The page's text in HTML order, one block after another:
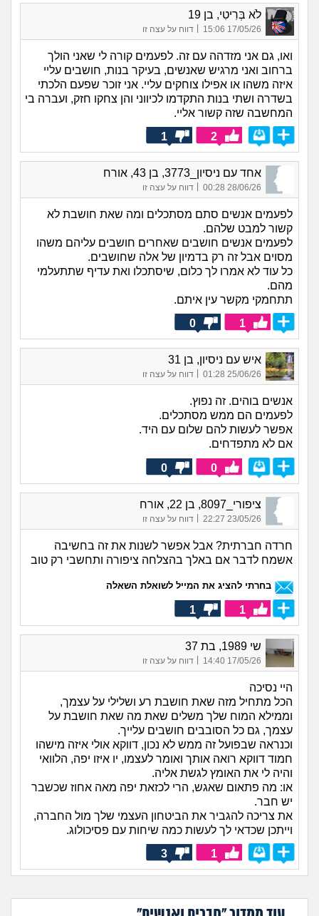
לֹא בְּרִיטִי, בן 19
17/05/26 15:06
| דווח על עצה זו
ואו, גם אני מזדהה עם זה. לפעמים קורה לי שאני הולך
ברחוב ואני מרגיש שאנשים, בעיקר בנות, חושבים עליי
איזה משהו או אפילו צוחקים עליי. אני זוכר שפעם הלכתי
בשדרה ושתי בנות התקדמו לכיווני והן צחקו חזק, ועברה בי
המחשבה שזה קשור אליי.
2
1
אחד עם ניסיון_3773, בן 43, אורח
28/06/26 00:28 דווח על עצה זו
לפעמים אנשים סתם מסתכלים ומה שאת חושבת לא
קשור למבט שלהם.
לפעמים אנשים חושבים שאחרים חושבים עליהם משהו
מסוים אבל זה רק בדמיון של אלה שחושבים.
כל עוד לא אמרו לך כלום, שיסתכלו ואת עדיף שתתעלמי
מהם.
תתחמקי מקשר עין איתם.
1
0
איש עם ניסיון, בן 31
25/06/26 01:28 דווח על עצה זו
אנשים בוהים. זה נפוץ.
לפעמים הם ממש מסתכלים.
אפשר לעשות להם שלום עם היד.
אם לא מתפדחים.
0
0
ציפורי_8097, בן 22, אורח
23/05/26 22:27
| דווח על עצה זו
חרדה חברתית? אבל אפשר לשנות את זה בחשיבה
אשמח לדבר אם באלך בהצלחה ציפורה ותחשבי רק טוב
בחרתי להציג את המייל לשואלת השאלה
1
1
שי 1989, בת 37
17/05/26 14:40
| דווח על עצה זו
היי נסיכה
הכל מתחיל מזה שאת חושבת רע ושלילי על עצמך,
וממילא המוח שלך משלים שאת מה שאת חושבת על
עצמך, גם כל הסובבים חושבים עלייך.
וכנראה שבפועל זה ממש לא נכון, דווקא אולי איזה מישהו
חמוד דווקא רואה אותך ואומר לעצמו, יו איזו יפה, הלוואי
והיה לי את האומץ לגשת אליה.
או: מה פתאום שאגש, הרי לכזאת יפה מאה אחוז שכשבר
יש חבר.
את צריכה להגביר את הביטחון העצמי שלך מול החברה,
וייתכן שכדאי לך לעשות כמה שיחות עם פסיכולוג.
1
3